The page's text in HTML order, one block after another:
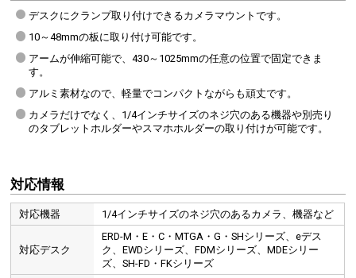
デスクにクランプ取り付けできるカメラマウントです。
10～48mmの板に取り付け可能です。
アームが伸縮可能で、430～1025mmの任意の位置で固定できま
す。
アルミ素材なので、軽量でコンパクトながらも頑丈です。
カメラだけでなく、1/4インチサイズのネジ穴のある機器や別売り
のタブレットホルダーやスマホホルダーの取り付けが可能です。
対応情報
対応機器 1/4インチサイズのネジ穴のあるカメラ、機器など
対応デスク
ERD-M・E・C・MTGA・G・SHシリーズ、eデス
ク、EWDシリーズ、FDMシリーズ、MDEシリー
ズ、SH-FD・FKシリーズ